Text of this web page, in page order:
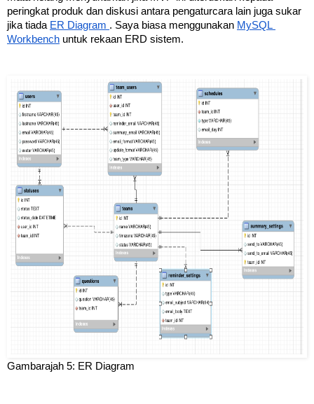
peringkat produk dan diskusi antara pengaturcara lain juga sukar
jika tiada ER Diagram . Saya biasa menggunakan MySQL
Workbench untuk rekaan ERD sistem.
Gambarajah 5: ER Diagram